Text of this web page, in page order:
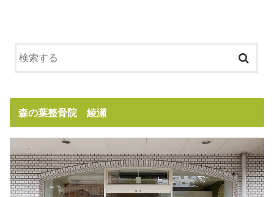
森の葉整骨院 綾瀬